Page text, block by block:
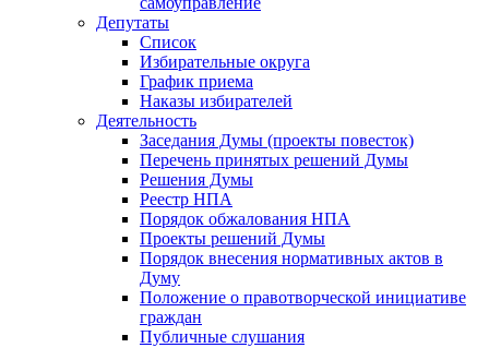
Депутаты
Список
Избирательные округа
График приема
Наказы избирателей
Деятельность
Заседания Думы (проекты повесток)
Перечень принятых решений Думы
Решения Думы
Реестр НПА
Порядок обжалования НПА
Проекты решений Думы
Порядок внесения нормативных актов в
Думу
Положение о правотворческой инициативе
граждан
Публичные слушания